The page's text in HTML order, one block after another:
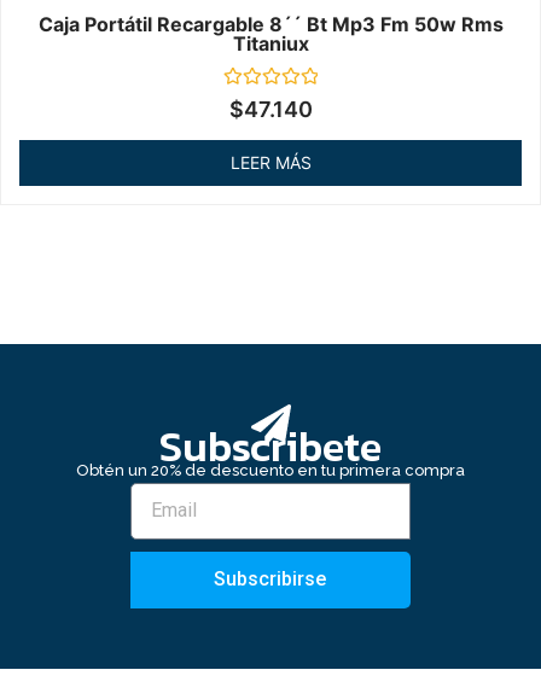
Caja Portátil Recargable 8´´ Bt Mp3 Fm 50w Rms
Titaniux
Valorado
en
de
$47.140
LEER MÁS
Subscribete
Obtén un 20% de descuento en tu primera compra
Subscribirse